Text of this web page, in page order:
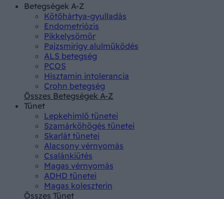
Betegségek A-Z
Kötőhártya-gyulladás
Endometriózis
Pikkelysömör
Pajzsmirigy alulműködés
ALS betegség
PCOS
Hisztamin intolerancia
Crohn betegség
Összes Betegségek A-Z
Tünet
Lepkehimlő tünetei
Szamárköhögés tünetei
Skarlát tünetei
Alacsony vérnyomás
Csalánkiütés
Magas vérnyomás
ADHD tünetei
Magas koleszterin
Összes Tünet